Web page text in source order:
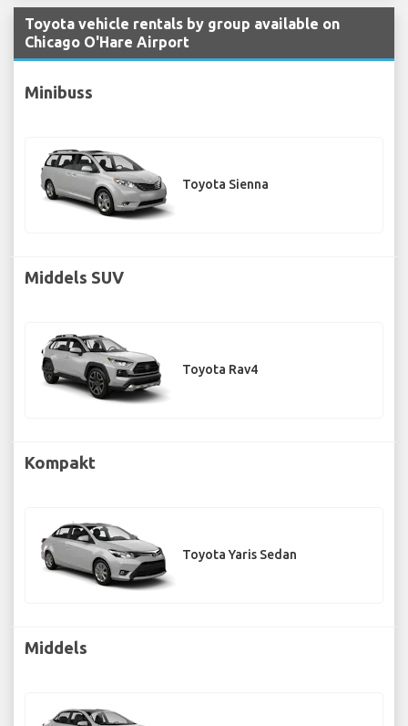
Toyota vehicle rentals by group available on
Chicago O'Hare Airport
Minibuss
Toyota Sienna
Middels SUV
Toyota Rav4
Kompakt
Toyota Yaris Sedan
Middels